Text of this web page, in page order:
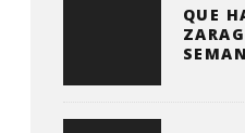
QUE